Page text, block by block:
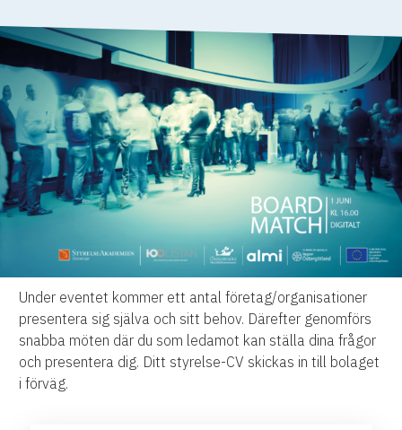
Under eventet kommer ett antal företag/organisationer
presentera sig själva och sitt behov. Därefter genomförs
snabba möten där du som ledamot kan ställa dina frågor
och presentera dig. Ditt styrelse-CV skickas in till bolaget
i förväg.